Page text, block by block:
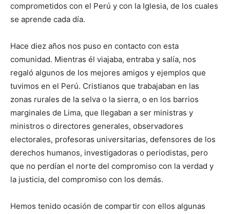
comprometidos con el Perú y con la Iglesia, de los cuales
se aprende cada día.
Hace diez años nos puso en contacto con esta
comunidad. Mientras él viajaba, entraba y salía, nos
regaló algunos de los mejores amigos y ejemplos que
tuvimos en el Perú. Cristianos que trabajaban en las
zonas rurales de la selva o la sierra, o en los barrios
marginales de Lima, que llegaban a ser ministras y
ministros o directores generales, observadores
electorales, profesoras universitarias, defensores de los
derechos humanos, investigadoras o periodistas, pero
que no perdían el norte del compromiso con la verdad y
la justicia, del compromiso con los demás.
Hemos tenido ocasión de compartir con ellos algunas